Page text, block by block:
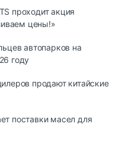
проходит акция
цены!»
автопарков на
году
продают китайские
поставки масел для